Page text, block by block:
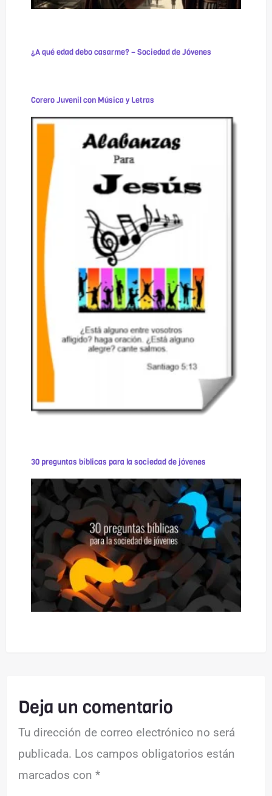
¿A qué edad debo casarme? – Sociedad de Jóvenes
Corero Juvenil con Música y Letras
30 preguntas bíblicas para la sociedad de jóvenes
Deja un comentario
Tu dirección de correo electrónico no será
publicada. Los campos obligatorios están
marcados con*